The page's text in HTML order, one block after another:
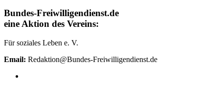
Bundes-Freiwilligendienst.de
eine Aktion des Vereins:
Für soziales Leben e. V.
Email: Redaktion@Bundes-Freiwilligendienst.de